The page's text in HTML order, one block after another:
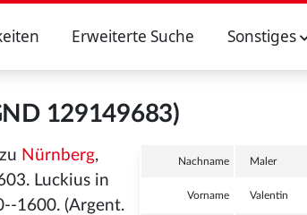
Erweiterte Suche Sonstiges
129149683)
Nachname Maler
Vorname Valentin
Nürnberg,
Luckius in
1600. (Argent.